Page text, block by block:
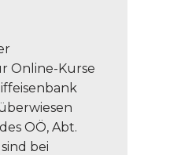
Online-Kurse
OÖ, Abt.
sind bei